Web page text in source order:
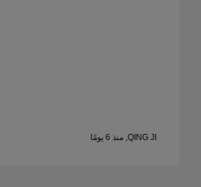
QING JI, منذ 6 يومًا